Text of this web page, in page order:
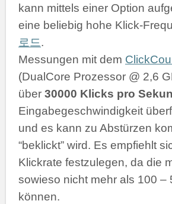
kann mittels einer Option
eine beliebig hohe Klick-
로드.
Messungen mit dem
(DualCore Prozessor @ 2,6
über 30000 Klicks pro
Eingabegeschwindigkeit
und es kann zu Abstürzen
“beklickt” wird. Es empfiehlt
Klickrate festzulegen, da die
sowieso nicht mehr als 100
können.